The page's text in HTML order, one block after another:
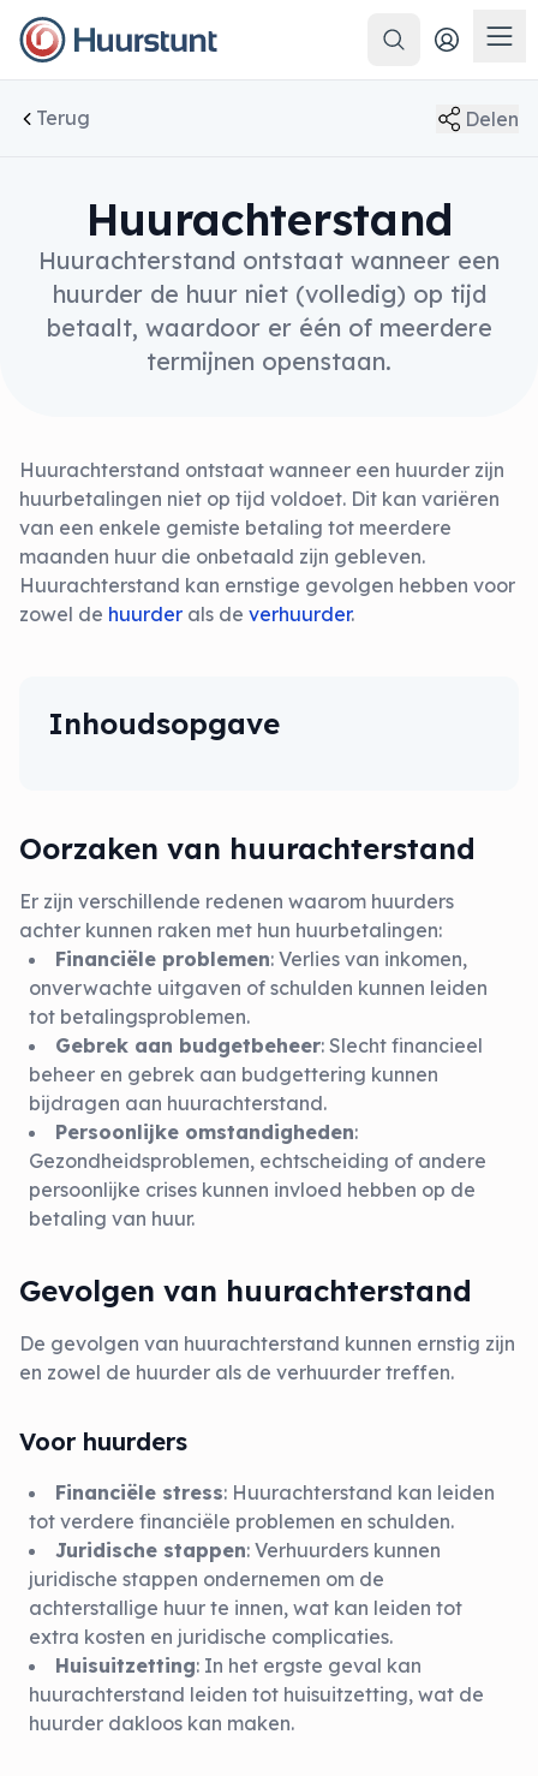
Zoeken
Terug
Delen
Huurachterstand
Huurachterstand ontstaat wanneer een
huurder de huur niet (volledig) op tijd
betaalt, waardoor er één of meerdere
termijnen openstaan.
Huurachterstand ontstaat wanneer een huurder zijn
huurbetalingen niet op tijd voldoet. Dit kan variëren
van een enkele gemiste betaling tot meerdere
maanden huur die onbetaald zijn gebleven.
Huurachterstand kan ernstige gevolgen hebben voor
zowel de huurder als de verhuurder.
Inhoudsopgave
Oorzaken van huurachterstand
Er zijn verschillende redenen waarom huurders
achter kunnen raken met hun huurbetalingen:
Financiële problemen: Verlies van inkomen,
onverwachte uitgaven of schulden kunnen leiden
tot betalingsproblemen.
Gebrek aan budgetbeheer: Slecht financieel
beheer en gebrek aan budgettering kunnen
bijdragen aan huurachterstand.
Persoonlijke omstandigheden:
Gezondheidsproblemen, echtscheiding of andere
persoonlijke crises kunnen invloed hebben op de
betaling van huur.
Gevolgen van huurachterstand
De gevolgen van huurachterstand kunnen ernstig zijn
en zowel de huurder als de verhuurder treffen.
Voor huurders
Financiële stress: Huurachterstand kan leiden
tot verdere financiële problemen en schulden.
Juridische stappen: Verhuurders kunnen
juridische stappen ondernemen om de
achterstallige huur te innen, wat kan leiden tot
extra kosten en juridische complicaties.
Huisuitzetting: In het ergste geval kan
huurachterstand leiden tot huisuitzetting, wat de
huurder dakloos kan maken.